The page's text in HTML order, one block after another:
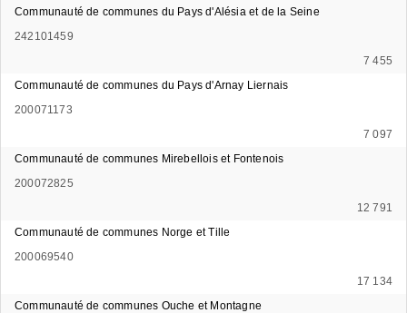
Communauté de communes du Pays d'Alésia et de la Seine
242101459
7 455
Communauté de communes du Pays d'Arnay Liernais
200071173
7 097
Communauté de communes Mirebellois et Fontenois
200072825
12 791
Communauté de communes Norge et Tille
200069540
17 134
Communauté de communes Ouche et Montagne